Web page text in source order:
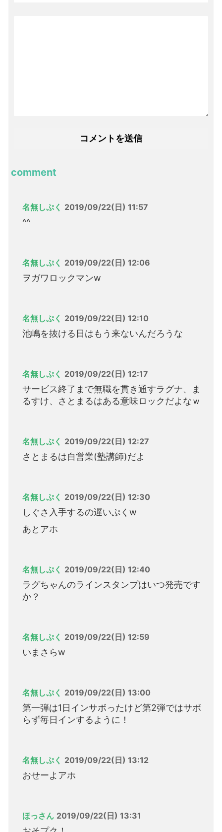
comment
名無しぷく 2019/09/22(日) 11:57
^^
名無しぷく 2019/09/22(日) 12:06
ヲガワロックマンw
名無しぷく 2019/09/22(日) 12:10
池嶋を抜ける日はもう来ないんだろうな
名無しぷく 2019/09/22(日) 12:17
サービス終了まで無職を貫き通すラグナ、ま
るすけ、さとまるはある意味ロックだよなｗ
名無しぷく 2019/09/22(日) 12:27
さとまるは自営業(塾講師)だよ
名無しぷく 2019/09/22(日) 12:30
しぐさ入手するの遅いぷくw
あとアホ
名無しぷく 2019/09/22(日) 12:40
ラグちゃんのラインスタンプはいつ発売です
か？
名無しぷく 2019/09/22(日) 12:59
いまさらw
名無しぷく 2019/09/22(日) 13:00
第一弾は1日インサボったけど第2弾ではサボ
らず毎日インするように！
名無しぷく 2019/09/22(日) 13:12
おせーよアホ
ほっさん 2019/09/22(日) 13:31